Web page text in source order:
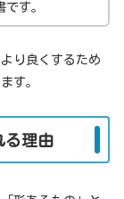
す。
り良くするため
す。
る理由